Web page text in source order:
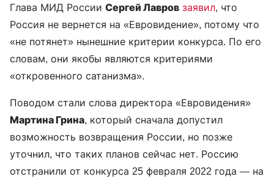
Глава МИД России Сергей Лавров заявил, что
Россия не вернется на «Евровидение», потому что
«не потянет» нынешние критерии конкурса. По его
словам, они якобы являются критериями
«откровенного сатанизма».
Поводом стали слова директора «Евровидения»
Мартина Грина, который сначала допустил
возможность возвращения России, но позже
уточнил, что таких планов сейчас нет. Россию
отстранили от конкурса 25 февраля 2022 года — на